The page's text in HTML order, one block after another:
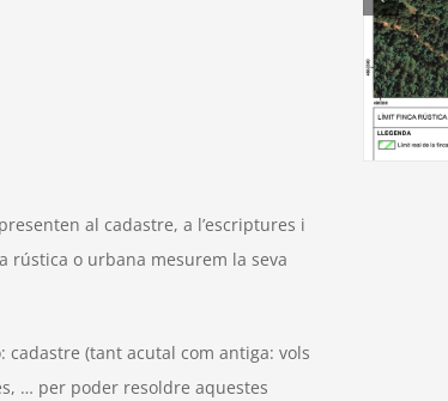
al cadastre, a l’escriptures i
rústica o urbana mesurem la seva
(tant acutal com antiga: vols
… per poder resoldre aquestes